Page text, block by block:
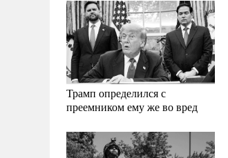
Трамп определился с
преемником ему же во вред